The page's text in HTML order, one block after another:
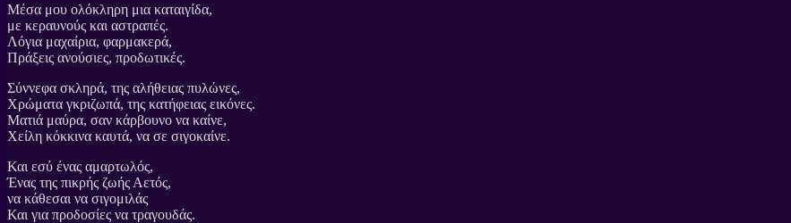
Μέσα μου ολόκληρη μια καταιγίδα,
με κεραυνούς και αστραπές.
Λόγια μαχαίρια, φαρμακερά,
Πράξεις ανούσιες, προδωτικές.
Σύννεφα σκληρά, της αλήθειας πυλώνες,
Χρώματα γκριζωπά, της κατήφειας εικόνες.
Ματιά μαύρα, σαν κάρβουνο να καίνε,
Χείλη κόκκινα καυτά, να σε σιγοκαίνε.
Και εσύ ένας αμαρτωλός,
Ένας της πικρής ζωής Αετός,
να κάθεσαι να σιγομιλάς
Και για προδοσίες να τραγουδάς.